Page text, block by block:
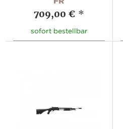
709,00 € *
sofort bestellbar